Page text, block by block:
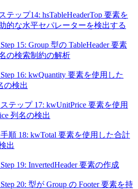
テップ14: hsTableHeaderTop 要素を
的な水平セパレーターを検出する
15: Group 型の TableHeader 要素
の検索制約の解析
16: kwQuantity 要素を使用した
の検出
テップ 17: kwUnitPrice 要素を使用
列名の検出
順 18: kwTotal 要素を使用した合計
出
19: InvertedHeader 要素の作成
20: 型が Group の Footer 要素を持